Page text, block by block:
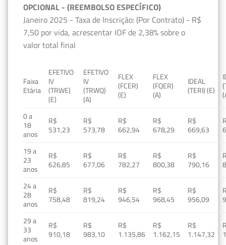
OPCIONAL - (REEMBOLSO ESPECÍFICO)
Janeiro 2025 - Taxa de Inscrição: (Por Contrato) - R$
7,50 por vida, acrescentar IOF de 2,38% sobre o
valor total final
Faixa
Etária
EFETIVO
IV
(TRWE)
(E)
EFETIVO
IV
(TRWQ)
(A)
FLEX
(FCER)
(E)
FLEX
(FQER)
(A)
IDEAL
(TERI) (E)
0 a
18
anos
R$
531,23
R$
573,78
R$
662,94
R$
678,29
R$
669,63
19 a
23
anos
R$
626,85
R$
677,06
R$
782,27
R$
800,38
R$
790,16
24 a
28
anos
R$
758,48
R$
819,24
R$
946,54
R$
968,45
R$
956,09
29 a
33
anos
R$
910,18
R$
983,10
R$
1.135,86
R$
1.162,15
R$
1.147,32